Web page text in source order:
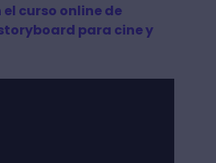
curso online de
para cine y